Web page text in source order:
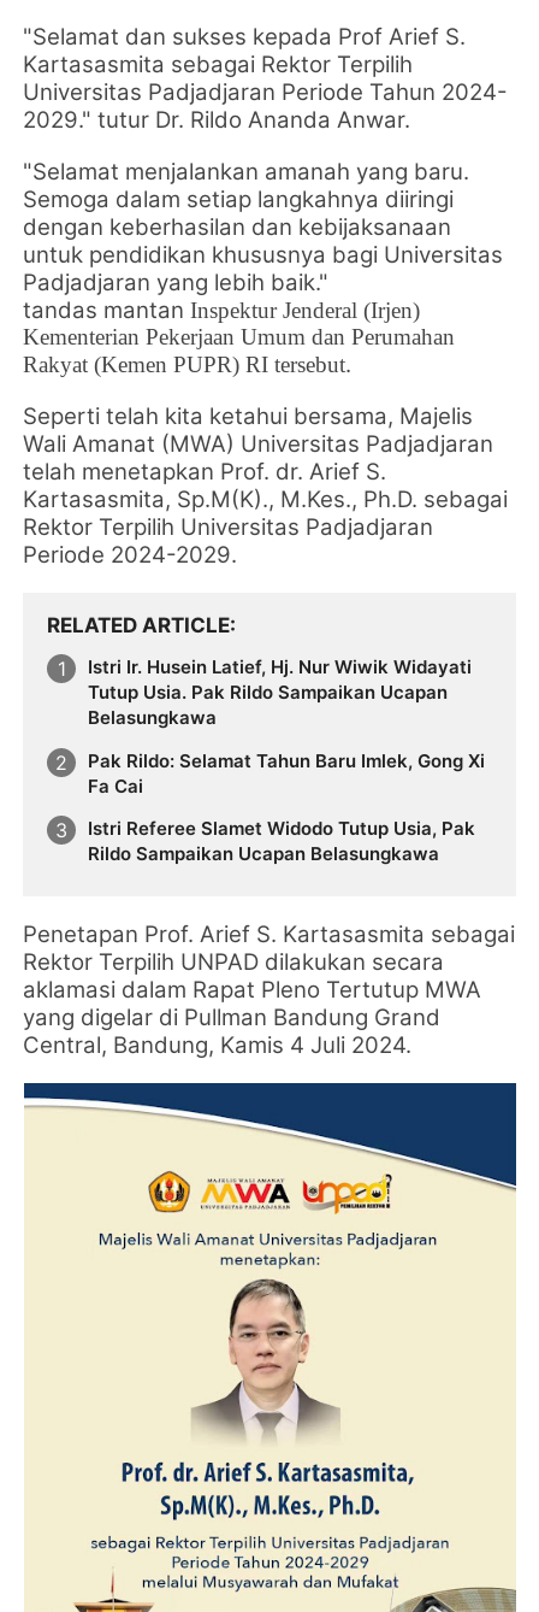
"Selamat dan sukses kepada ProfArief S.
Kartasasmita sebagai Rektor Terpilih
Universitas Padjadjaran Periode Tahun 2024-
2029." tutur Dr. Rildo Ananda Anwar.
"Selamat menjalankan amanah yang baru.
Semoga dalam setiap langkahnya diiringi
dengan keberhasilan dan kebijaksanaan
untuk pendidikan khususnya bagi Universitas
Padjadjaranyang lebih baik."
tandas mantanInspektur Jenderal (Irjen)
Kementerian Pekerjaan Umum dan Perumahan
Rakyat (Kemen PUPR) RI tersebut.
Seperti telah kita ketahui bersama, Majelis
Wali Amanat (MWA) Universitas Padjadjaran
telah menetapkan Prof. dr. Arief S.
Kartasasmita, Sp.M(K)., M.Kes., Ph.D. sebagai
Rektor Terpilih Universitas Padjadjaran
Periode 2024-2029.
RELATED ARTICLE
Istri Ir. Husein Latief, Hj. Nur Wiwik Widayati
Tutup Usia. Pak Rildo Sampaikan Ucapan
Belasungkawa
Pak Rildo: Selamat Tahun Baru Imlek, Gong Xi
Fa Cai
Istri Referee Slamet Widodo Tutup Usia, Pak
Rildo Sampaikan Ucapan Belasungkawa
Penetapan Prof. Arief S. Kartasasmita sebagai
Rektor Terpilih UNPAD dilakukan secara
aklamasi dalam Rapat Pleno Tertutup MWA
yang digelar di Pullman Bandung Grand
Central, Bandung, Kamis 4 Juli 2024.